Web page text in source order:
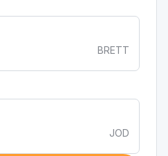
BRETT
JOD